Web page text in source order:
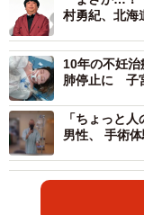
村勇紀、北海
10年の不妊
肺停止に 子
「ちょっと
男性、 手術